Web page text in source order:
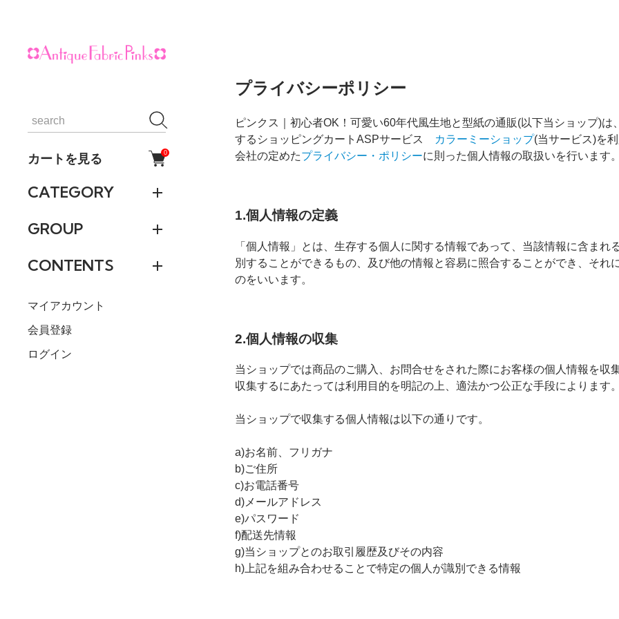
カートを見る 0
CATEGORY
GROUP
CONTENTS
マイアカウント
会員登録
ログイン
プライバシーポリシー
ピンクス｜初心者OK！可愛い60年代風生地と型紙の通販(以下当ショップ)は、
するショッピングカートASPサービス
カラーミーショップ(当サービス)を
会社の定めたプライバシー・ポリシーに則った個人情報の取扱いを行います。
1.個人情報の定義
「個人情報」とは、生存する個人に関する情報であって、当該情報に含ま
別することができるもの、及び他の情報と容易に照合することができ、そ
のをいいます。
2.個人情報の収集
当ショップでは商品のご購入、お問合せをされた際にお客様の個人情報を収
収集するにあたっては利用目的を明記の上、適法かつ公正な手段によります。
当ショップで収集する個人情報は以下の通りです。
a)お名前、フリガナ
b)ご住所
c)お電話番号
d)メールアドレス
e)パスワード
f)配送先情報
g)当ショップとのお取引履歴及びその内容
h)上記を組み合わせることで特定の個人が識別できる情報